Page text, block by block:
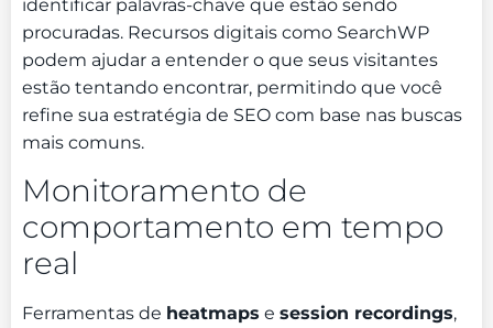
identificar palavras-chave que estão sendo
procuradas. Recursos digitais como SearchWP
podem ajudar a entender o que seus visitantes
estão tentando encontrar, permitindo que você
refine sua estratégia de SEO com base nas buscas
mais comuns.
Monitoramento de
comportamento em tempo
real
Ferramentas de heatmaps e session recordings,